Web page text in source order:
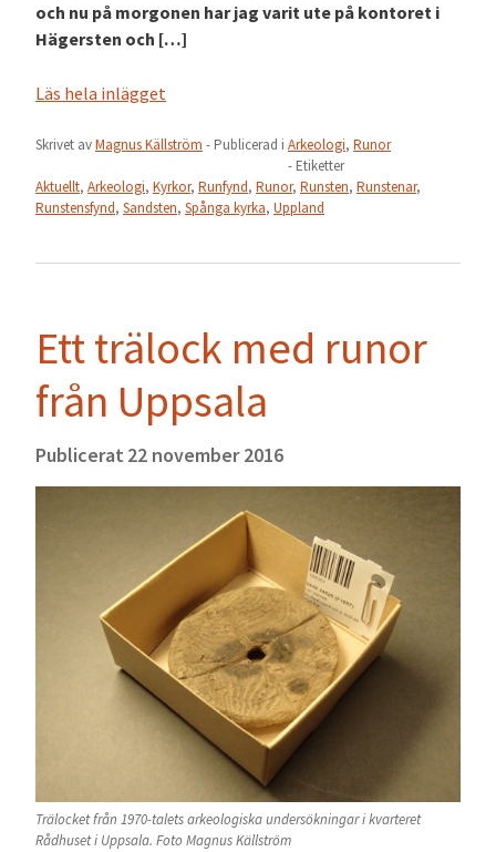
och nu på morgonen har jag varit ute på kontoret i
Hägersten och […]
Läs hela inlägget
Skrivet avMagnus Källström - Publicerad i Arkeologi, Runor
- Etiketter
Aktuellt, Arkeologi, Kyrkor, Runfynd, Runor, Runsten, Runstenar,
Runstensfynd, Sandsten, Spånga kyrka, Uppland
Ett trälock med runor
från Uppsala
Publicerat 22 november 2016
Trälocket från 1970-talets arkeologiska undersökningar i kvarteret
Rådhuset i Uppsala. Foto Magnus Källström